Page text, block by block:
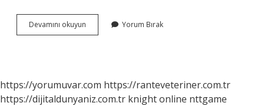
Devamını okuyun
Sağlık
Yorum Bırak
https://yorumuvar.com https://ranteveteriner.com.tr
https://dijitaldunyaniz.com.tr knight online nttgame